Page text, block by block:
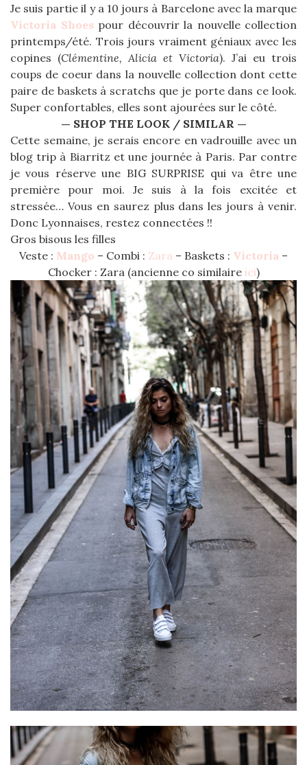
Je suis partie il y a 10 jours à Barcelone avec la marque
Victoria Shoes pour découvrir la nouvelle collection
printemps/été. Trois jours vraiment géniaux avec les
copines (Clémentine, Alicia et Victoria). J’ai eu trois
coups de coeur dans la nouvelle collection dont cette
paire de baskets à scratchs que je porte dans ce look.
Super confortables, elles sont ajourées sur le côté.
— SHOP THE LOOK / SIMILAR —
Cette semaine, je serais encore en vadrouille avec un
blog trip à Biarritz et une journée à Paris. Par contre
je vous réserve une BIG SURPRISE qui va être une
première pour moi. Je suis à la fois excitée et
stressée… Vous en saurez plus dans les jours à venir.
Donc Lyonnaises, restez connectées !!
Gros bisous les filles
Veste : Mango – Combi : Zara – Baskets : Victoria –
Chocker : Zara (ancienne co similaire ici)